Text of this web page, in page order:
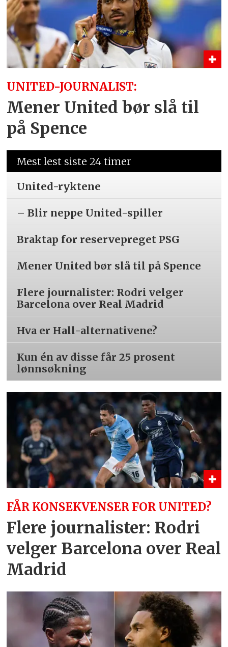
UNITED-JOURNALIST:
Mener United bør slå til
på Spence
Mest lest siste 24 timer
United-ryktene
– Blir neppe United-spiller
Braktap for reservepreget PSG
Mener United bør slå til på Spence
Flere journalister: Rodri velger
Barcelona over Real Madrid
Hva er Hall-alternativene?
Kun én av disse får 25 prosent
lønnsøkning
FÅR KONSEKVENSER FOR UNITED?
Flere journalister: Rodri
velger Barcelona over Real
Madrid